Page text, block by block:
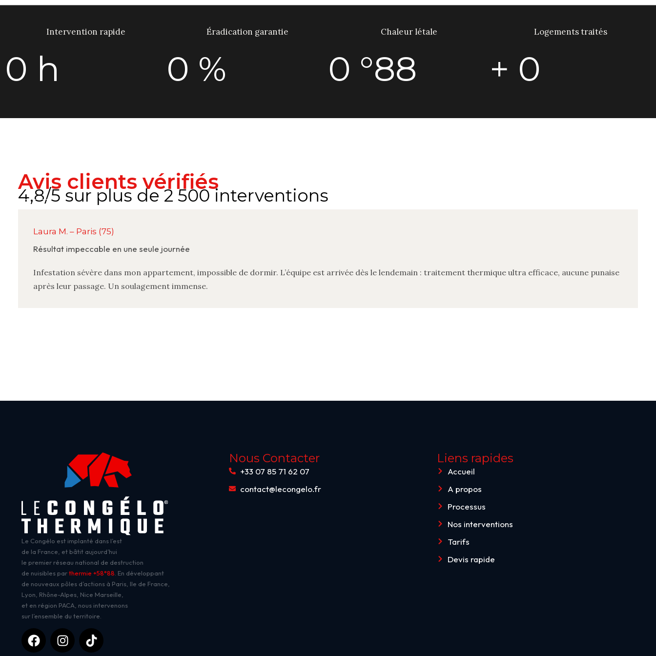
Intervention rapide
0 h
Éradication garantie
0 %
Chaleur létale
0 °88
Logements traités
+ 0
Avis clients vérifiés
4,8/5 sur plus de 2 500 interventions
Laura M. – Paris (75)
Résultat impeccable en une seule journée
Infestation sévère dans mon appartement, impossible de dormir. L’équipe est arrivée dès le lendemain : traitement thermique ultra efficace, aucune punaise
après leur passage. Un soulagement immense.
Le Congélo est implanté dans l’est
de la France, et bâtit aujourd’hui
le premier réseau national de destruction
de nuisibles parthermie +58°88 . En développant
de nouveaux pôles d’actions à Paris, Ile de France,
Lyon, Rhône-Alpes, Nice Marseille,
et en région PACA, nous intervenons
sur l’ensemble du territoire.
Nous Contacter
+33 07 85 71 62 07
contact@lecongelo.fr
Liens rapides
Accueil
A propos
Processus
Nos interventions
Tarifs
Devis rapide